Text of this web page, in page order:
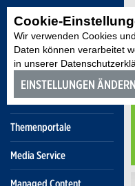
Cookie-
Wir verwenden Cookies
Daten können verarbeitet
in unserer
EINSTELLUNGEN ÄNDERN
Themenportale
Media Service